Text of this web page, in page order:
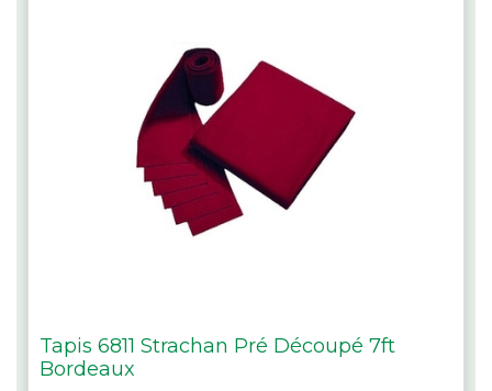
Tapis 6811 Strachan Pré Découpé 7ft
Bordeaux